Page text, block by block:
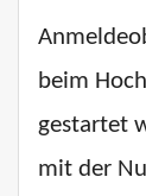
beim
gestartet
mit der